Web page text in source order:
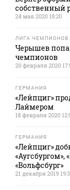
собственный
24 мая 2020 18:20
ЛИГА ЧЕМПИОНОВ
Черышев
чемпионов
20 февраля 2020
ГЕРМАНИЯ
«Лейпциг»
Лаймером
18 февраля 2020
ГЕРМАНИЯ
«Лейпциг»
«Аугсбургом»,
«Вольфсбург»
21 декабря 2019